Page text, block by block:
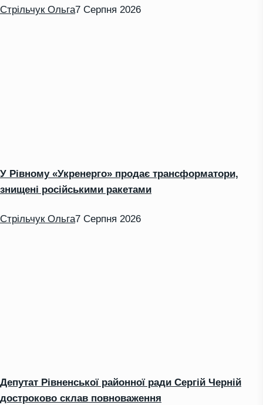
Стрільчук Ольга7 Серпня 2026
У Рівному «Укренерго» продає трансформатори,
знищені російськими ракетами
Стрільчук Ольга7 Серпня 2026
Депутат Рівненської районної ради Сергій Черній
достроково склав повноваження